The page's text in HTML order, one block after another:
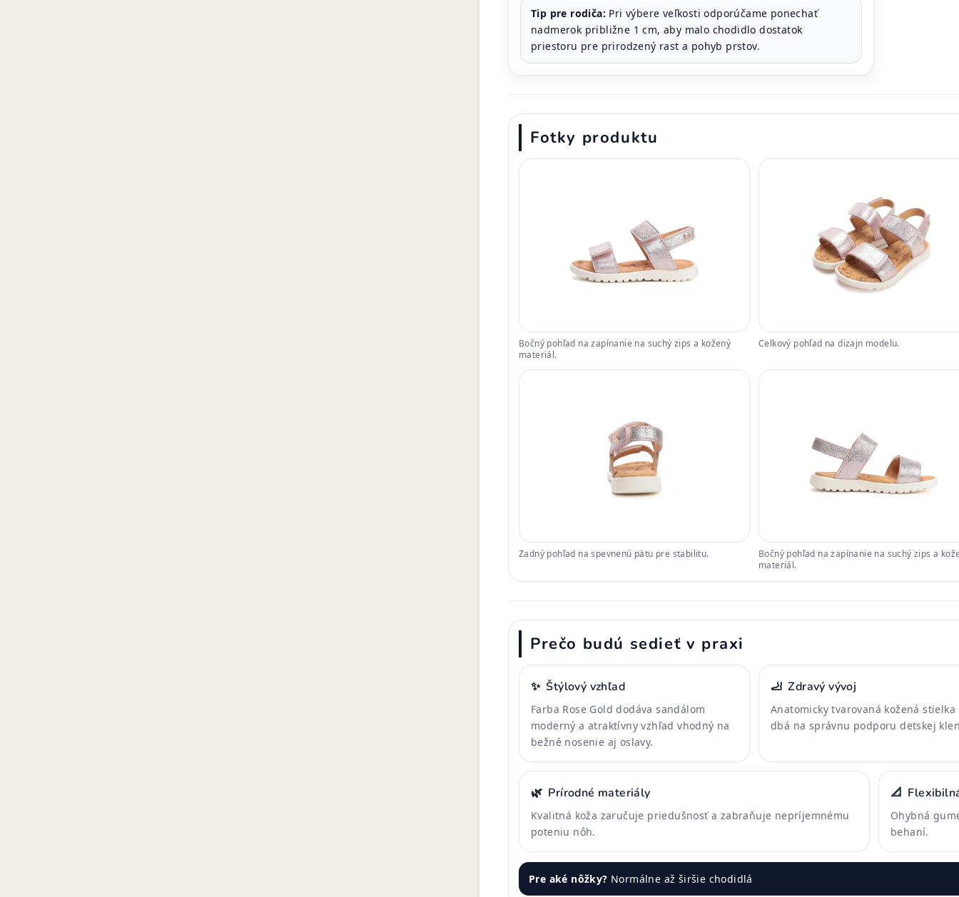
Tip pre rodiča: Pri výbere veľkosti odporúčame ponechať
nadmerok približne 1 cm, aby malo chodidlo dostatok
priestoru pre prirodzený rast a pohyb prstov.
Fotky produktu
Bočný pohľad na zapínanie na suchý zips a kožený
materiál.
Celkový pohľad na dizajn modelu.
Zadný pohľad na spevnenú pätu pre stabilitu.
Bočný pohľad na zapínanie na suchý zips a
materiál.
Prečo budú sedieť v praxi
✨ Štýlový vzhľad
Farba Rose Gold dodáva sandálom
moderný a atraktívny vzhľad vhodný na
bežné nosenie aj oslavy.
🦶 Zdravý vývoj
Anatomicky tvarovaná kožená stielka
dbá na správnu podporu detskej
🌿 Prírodné materiály
Kvalitná koža zaručuje priedušnosť a zabraňuje nepríjemnému
poteniu nôh.
📐
Ohybná
behaní.
Pre aké nôžky? Normálne až širšie chodidlá